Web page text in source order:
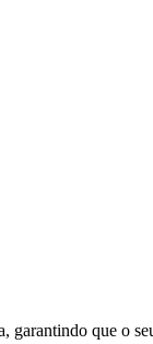
que o